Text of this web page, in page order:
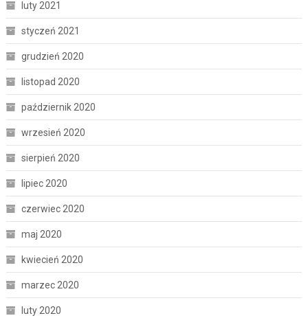
luty 2021
styczeń 2021
grudzień 2020
listopad 2020
październik 2020
wrzesień 2020
sierpień 2020
lipiec 2020
czerwiec 2020
maj 2020
kwiecień 2020
marzec 2020
luty 2020